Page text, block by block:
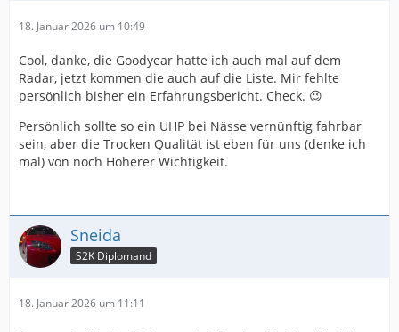
18. Januar 2026 um 10:49
Cool, danke, die Goodyear hatte ich auch mal auf dem
Radar, jetzt kommen die auch auf die Liste. Mir fehlte
persönlich bisher ein Erfahrungsbericht. Check. 😉
Persönlich sollte so ein UHP bei Nässe vernünftig fahrbar
sein, aber die Trocken Qualität ist eben für uns (denke ich
mal) von noch Höherer Wichtigkeit.
Sneida
S2K Diplomand
18. Januar 2026 um 11:11